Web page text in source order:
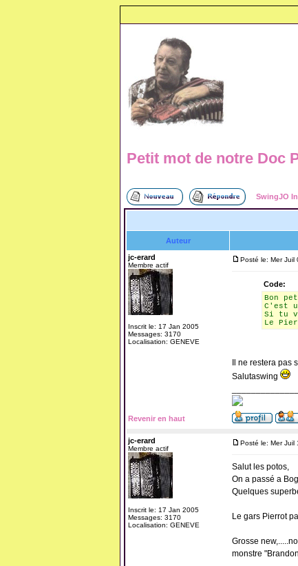
Petit mot de notre Doc
SwingJO
Auteur
jc-erard
Membre actif
Inscrit le: 17 Jan 2005
Messages: 3170
Localisation: GENEVE
Posté le: Mer Juil
Code:
Bon
C'est
Si tu
Le
Il ne restera pas
Salutaswing
Revenir en haut
jc-erard
Membre actif
Inscrit le: 17 Jan 2005
Messages: 3170
Localisation: GENEVE
Posté le: Mer Juil
Salut les potos,
On a passé a
Quelques
Le gars Pierrot
Grosse
monstre